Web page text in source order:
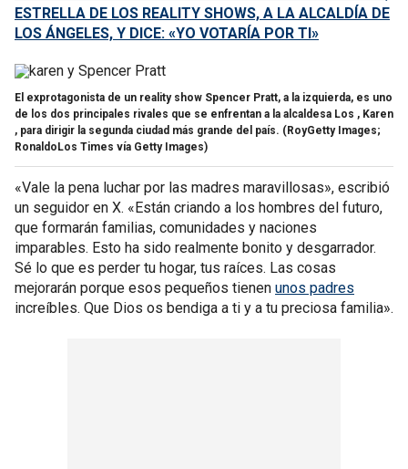
ESTRELLA DE LOS REALITY SHOWS, A LA ALCALDÍA DE
LOS ÁNGELES, Y DICE: «YO VOTARÍA POR TI»
El exprotagonista de un reality show Spencer Pratt, a la izquierda, es uno
de los dos principales rivales que se enfrentan a la alcaldesa Los , Karen
, para dirigir la segunda ciudad más grande del país. (RoyGetty Images;
RonaldoLos Times vía Getty Images)
«Vale la pena luchar por las madres maravillosas», escribió
un seguidor en X. «Están criando a los hombres del futuro,
que formarán familias, comunidades y naciones
imparables. Esto ha sido realmente bonito y desgarrador.
Sé lo que es perder tu hogar, tus raíces. Las cosas
mejorarán porque esos pequeños tienen unos padres
increíbles. Que Dios os bendiga a ti y a tu preciosa familia».